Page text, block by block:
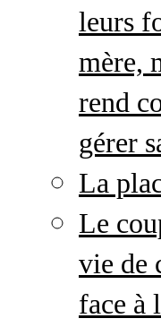
leurs
mère,
rend
gérer
La
Le
vie de
face à